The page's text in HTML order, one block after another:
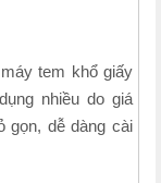
tem khổ giấy
nhiều do giá
gọn, dễ dàng cài